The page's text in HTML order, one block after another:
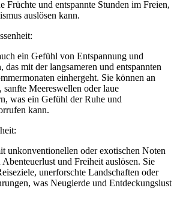
Früchte und entspannte Stunden im Freien,
auslösen kann.
ein Gefühl von Entspannung und
das mit der langsameren und entspannten
einhergeht. Sie können an
sanfte Meereswellen oder laue
was ein Gefühl der Ruhe und
kann.
unkonventionellen oder exotischen Noten
und Freiheit auslösen. Sie
unerforschte Landschaften oder
was Neugierde und Entdeckungslust